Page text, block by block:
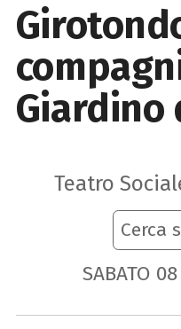
Giardino
Teatro
Cerca
SABATO 08